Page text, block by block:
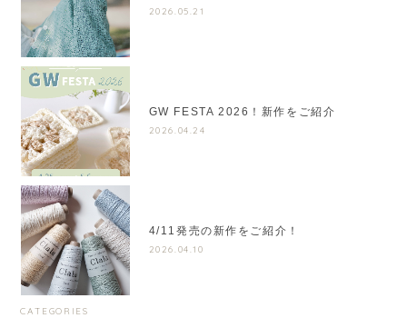
2026.05.21
GW FESTA 2026！新作をご紹介
2026.04.24
4/11発売の新作をご紹介！
2026.04.10
CATEGORIES